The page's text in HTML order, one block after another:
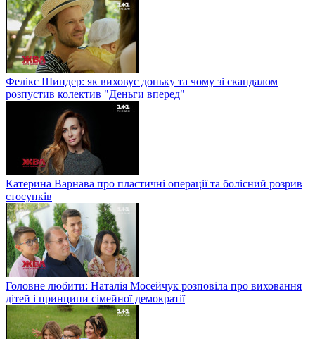
Фелікс Шиндер: як виховує доньку та чому зі скандалом
розпустив колектив "Деньги вперед"
Катерина Варнава про пластичні операції та болісний розрив
стосунків
Головне любити: Наталія Мосейчук розповіла про виховання
дітей і принципи сімейної демократії